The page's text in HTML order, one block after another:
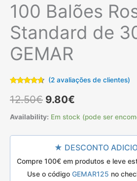
100 Balões
Standard de
GEMAR
com
4.50
em 5 com
classificações
(2avaliações de clientes)
12.50€ O
preço
original
era:
12.50€.
9.80€
preço
atual
é:
9.80€.
Availability: Em stock (pode ser
★ DESCONTO
Compre 100€ em produtos e leve
Use o código GEMAR125 no